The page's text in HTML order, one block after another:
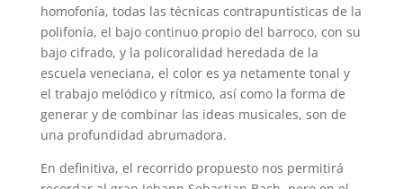
homofonía, todas las técnicas contrapuntísticas de la
polifonía, el bajo continuo propio del barroco, con su
bajo cifrado, y la policoralidad heredada de la
escuela veneciana, el color es ya netamente tonal y
el trabajo melódico y rítmico, así como la forma de
generar y de combinar las ideas musicales, son de
una profundidad abrumadora.
En definitiva, el recorrido propuesto nos permitirá